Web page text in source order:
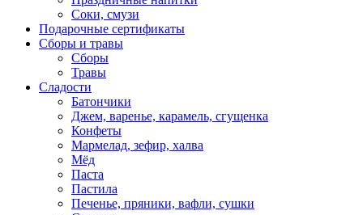
Соки, смузи
Подарочные сертификаты
Сборы и травы
Сборы
Травы
Сладости
Батончики
Джем, варенье, карамель, сгущенка
Конфеты
Мармелад, зефир, халва
Мёд
Паста
Пастила
Печенье, пряники, вафли, сушки